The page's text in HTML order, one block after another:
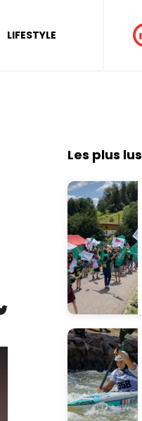
LIFESTYLE
Les plus lus